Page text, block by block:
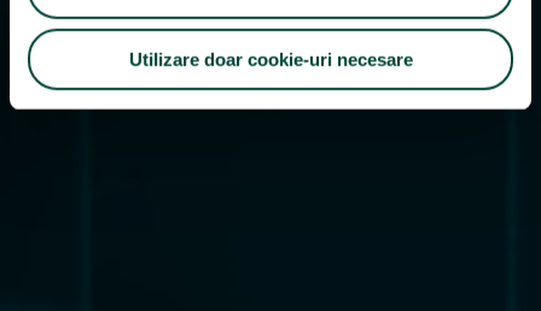
Utilizare doar cookie-uri necesare